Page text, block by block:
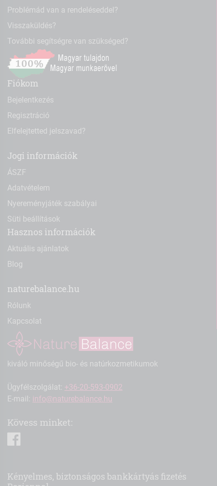
Problémád van a rendeléseddel?
Visszaküldés?
További segítségre van szükséged?
Fiókom
Bejelentkezés
Regisztráció
Elfelejtetted jelszavad?
Jogi információk
ÁSZF
Adatvételem
Nyereményjáték szabályai
Süti beállítások
Hasznos információk
Aktuális ajánlatok
Blog
naturebalance.hu
Rólunk
Kapcsolat
kiváló minőségű bio- és natúrkozmetikumok
Ügyfélszolgálat: +36-20-593-0902
E-mail: info@naturebalance.hu
Kövess minket:
Kényelmes, biztonságos bankkártyás fizetés